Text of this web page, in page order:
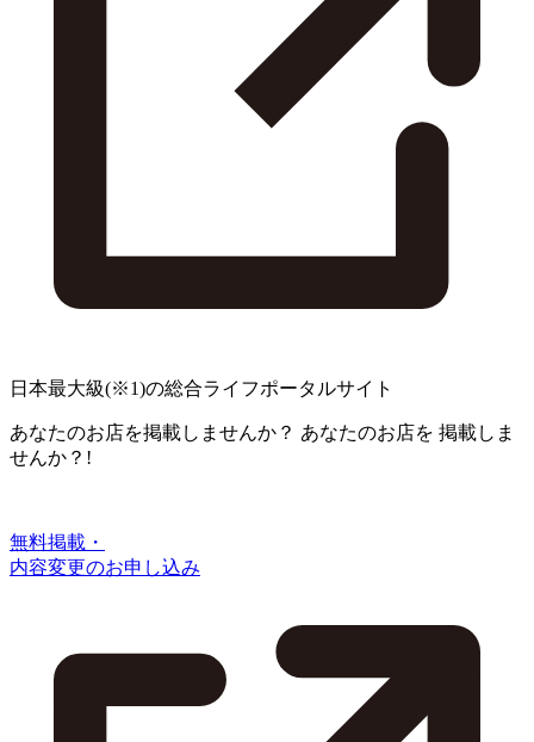
日本最大級(※1)の総合ライフポータルサイト
あなたのお店を掲載しませんか？ あなたのお店を 掲載しま
せんか？!
無料掲載・
内容変更のお申し込み